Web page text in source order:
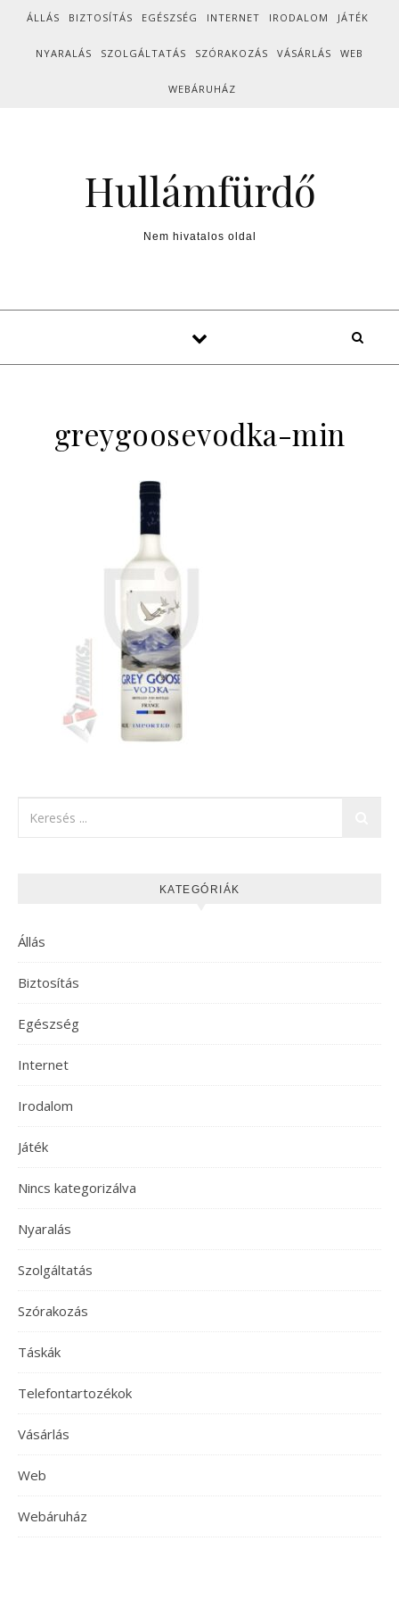
Skip to content
ÁLLÁS BIZTOSÍTÁS EGÉSZSÉG INTERNET IRODALOM JÁTÉK
NYARALÁS SZOLGÁLTATÁS SZÓRAKOZÁS VÁSÁRLÁS WEB
WEBÁRUHÁZ
Hullámfürdő
Nem hivatalos oldal
greygoosevodka-min
KATEGÓRIÁK
Állás
Biztosítás
Egészség
Internet
Irodalom
Játék
Nincs kategorizálva
Nyaralás
Szolgáltatás
Szórakozás
Táskák
Telefontartozékok
Vásárlás
Web
Webáruház